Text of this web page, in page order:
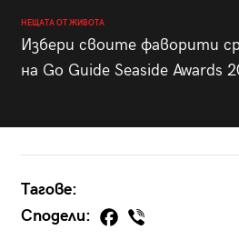
НЕЩАТА ОТ ЖИВОТА
Избери своите фаворити
на Go Guide Seaside Awards
Тагове:
Сподели: